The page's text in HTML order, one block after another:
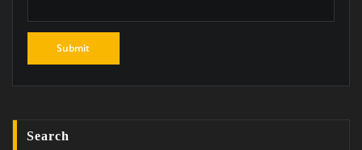
Search